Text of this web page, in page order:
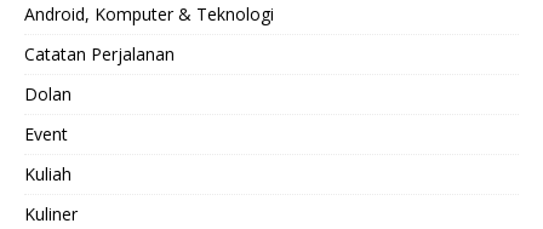
Android, Komputer & Teknologi
Catatan Perjalanan
Dolan
Event
Kuliah
Kuliner